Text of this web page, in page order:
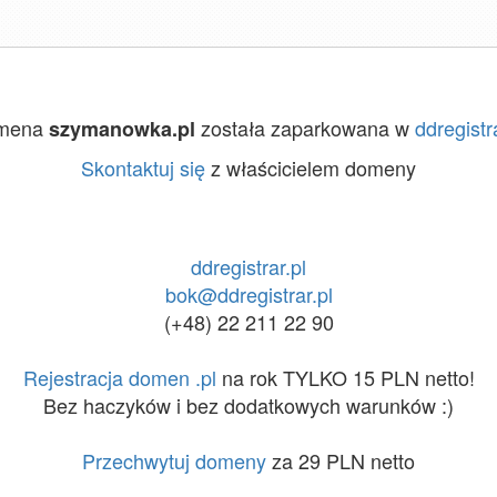
szymanowka.pl została zaparkowana w
Skontaktuj sięz właścicielem domeny
ddregistrar.pl
bok@ddregistrar.pl
(+48) 22 211 22 90
Rejestracja domen .pl na rok TYLKO 15 PLN netto!
Bez haczyków i bez dodatkowych warunków :)
Przechwytuj domenyza 29 PLN netto